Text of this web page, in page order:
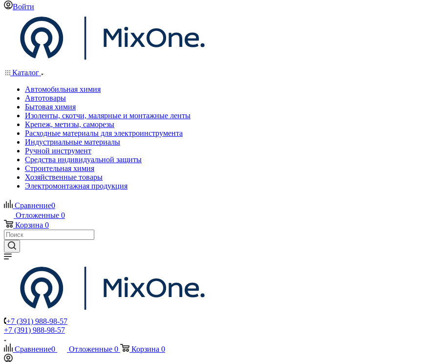
Войти
Каталог
Автомобильная химия
Автотовары
Бытовая химия
Изоленты, скотчи, малярные и монтажные ленты
Крепеж, метизы, саморезы
Расходные материалы для электроинструмента
Индустриальные материалы
Ручной инструмент
Средства индивидуальной защиты
Строительная химия
Хозяйственные товары
Электромонтажная продукция
Сравнение0
Отложенные 0
Корзина 0
+7 (391) 988-98-57
+7 (391) 988-98-57
Сравнение0 Отложенные 0 Корзина 0